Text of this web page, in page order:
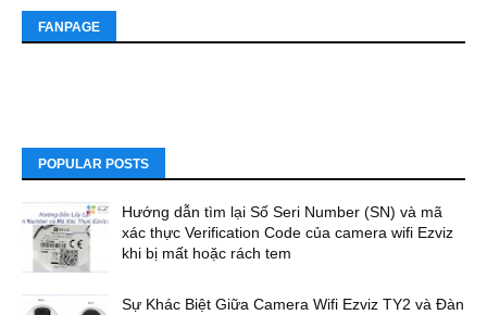
FANPAGE
POPULAR POSTS
Hướng dẫn tìm lại Số Seri Number (SN) và mã
xác thực Verification Code của camera wifi Ezviz
khi bị mất hoặc rách tem
Sự Khác Biệt Giữa Camera Wifi Ezviz TY2 và Đàn